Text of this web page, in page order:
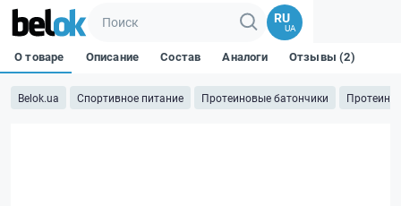
RU
UA
Belok.ua Спортивное питание Протеиновые батончики
О товаре Описание Состав Аналоги Отзывы (2)